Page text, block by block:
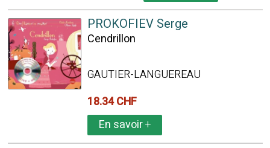
PROKOFIEV Serge
Cendrillon
GAUTIER-LANGUEREAU
18.34 CHF
En savoir+